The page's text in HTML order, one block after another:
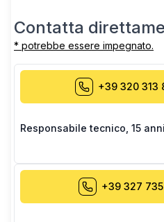
Contatta
* potrebbe essere impegnato.
+39 320 313
Responsabile tecnico 15
+39 327 735